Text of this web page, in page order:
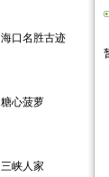
海口名胜古迹
糖心菠萝
三峡人家